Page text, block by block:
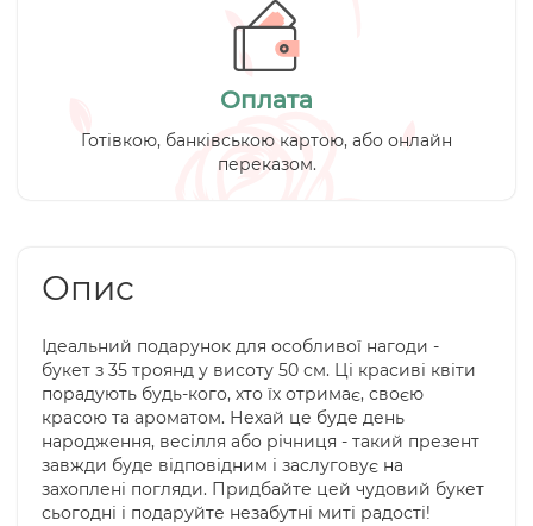
Оплата
Готівкою, банківською картою, або онлайн
переказом.
Опис
Ідеальний подарунок для особливої нагоди -
букет з 35 троянд у висоту 50 см. Ці красиві квіти
порадують будь-кого, хто їх отримає, своєю
красою та ароматом. Нехай це буде день
народження, весілля або річниця - такий презент
завжди буде відповідним і заслуговує на
захоплені погляди. Придбайте цей чудовий букет
сьогодні і подаруйте незабутні миті радості!